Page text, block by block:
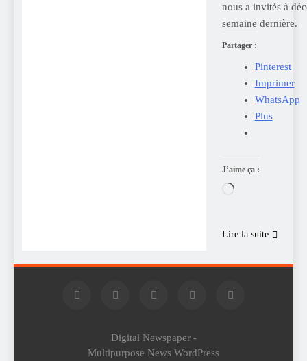
nous a invités à
semaine dernière.
Partager :
Pinterest
Imprimer
WhatsApp
Plus
J’aime ça :
Chargement…
Lire la suite
Digital Newspaper -
Multipurpose News WordPress